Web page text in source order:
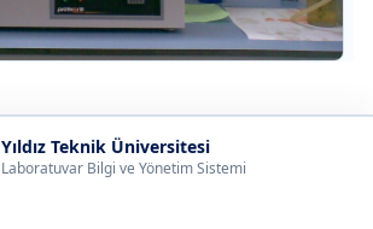
Yıldız Teknik Üniversitesi
Laboratuvar Bilgi ve Yönetim Sistemi